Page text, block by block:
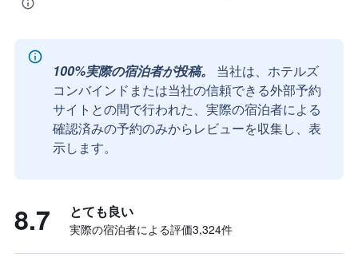
100%実際の宿泊者が投稿。
当社は、ホテルズ
コンバインドまたは当社の信頼できる外部予約
サイトとの間で行われた、実際の宿泊者による
確認済みの予約のみからレビューを収集し、表
示します。
8.7 とても良い
実際の宿泊者による評価3,324​件